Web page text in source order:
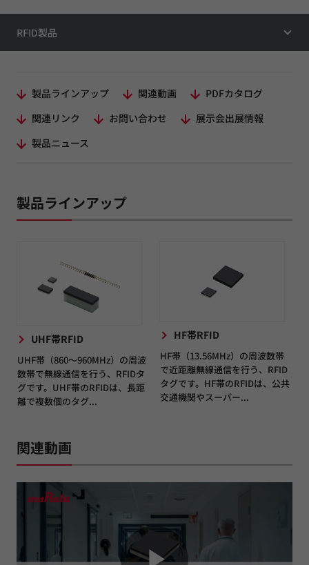
RFID製品
製品ラインアップ 関連動画
PDFカタログ
関連リンク
お問い合わせ
展示会出展情報
製品ニュース
製品ラインアップ
UHF帯RFID
UHF帯（860～960MHz）の周波
数帯で無線通信を行う、RFIDタ
グです。UHF帯のRFIDは、長距
離で複数個のタグ...
HF帯RFID
HF帯（13.56MHz）の周波数帯
で近距離無線通信を行う、RFID
タグです。HF帯のRFIDは、公共
交通機関やスーパー...
関連動画